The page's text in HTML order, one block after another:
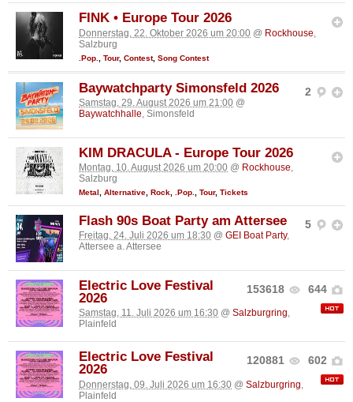
FINK • Europe Tour 2026
Donnerstag, 22. Oktober 2026 um 20:00 @ Rockhouse
Salzburg
.Pop. Tour, Contest, Song Contest
2
Baywatchparty Simonsfeld 2026
Samstag, 29. August 2026 um 21:00 @
Baywatchhalle, Simonsfeld
KIM DRACULA - Europe Tour 2026
Montag, 10. August 2026 um 20:00 @ Rockhouse,
Salzburg
Metal Alternative Rock .Pop. Tour, Tickets
5
Flash 90s Boat Party am Attersee
Freitag, 24. Juli 2026 um 18:30 @ GEI Boat Party,
Attersee a. Attersee
153618 644
Electric Love Festival
2026
Samstag, 11. Juli 2026 um 16:30 @ Salzburgring,
Plainfeld
120881 602
Electric Love Festival
2026
Donnerstag, 09. Juli 2026 um 16:30 @ Salzburgring
Plainfeld